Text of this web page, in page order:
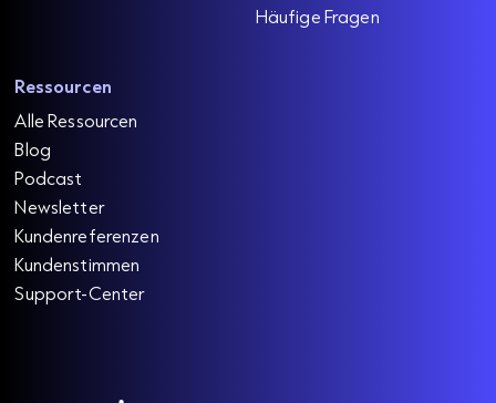
Häufige Fragen
Ressourcen
Alle Ressourcen
Blog
Podcast
Newsletter
Kundenreferenzen
Kundenstimmen
Support-Center